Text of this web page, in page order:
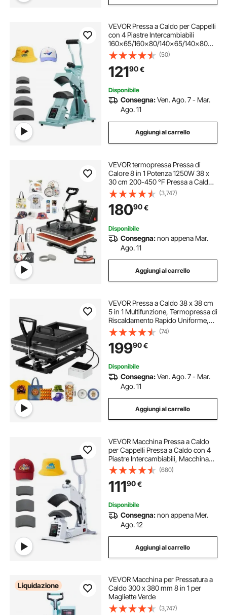
VEVOR Pressa a Caldo per Cappelli
con 4 Piastre Intercambiabili
160x65/160x80/140x65/140x80
mm, Pressa a Caldo per Cappelli
con Controllo della Temperatura e
del Tempo, Colore Verde
(50)
12190€
Disponibile
Consegna:Ven. Ago. 7 - Mar.
Ago. 11
Aggiungi al carrello
VEVOR termopressa Pressa di
Calore 8 in 1 Potenza 1250W 38 x
30 cm 200-450 °F Pressa a Caldo
per Applicare Lettere Numeri e su
Cappellini Magliette
(3,747)
18090€
Disponibile
Consegna:non appena Mar.
Ago. 11
Aggiungi al carrello
VEVOR Pressa a Caldo 38 x 38 cm
5 in 1 Multifunzione, Termopressa di
Riscaldamento Rapido Uniforme,
Macchina per Pressa a Caldo a
Sublimazione per Magliette, Nero
(74)
19990€
Disponibile
Consegna:Ven. Ago. 7 - Mar.
Ago. 11
Aggiungi al carrello
VEVOR Macchina Pressa a Caldo
per Cappelli Pressa a Caldo con 4
Piastre Intercambiabili, Macchina
per Trasferimento Termico Fai-da-
te per Progetti di Pressatura di Vinile
Sublimazione Controllo LED
(680)
11190€
Disponibile
Consegna:non appena Mer.
Ago. 12
Aggiungi al carrello
Liquidazione
VEVOR Macchina per Pressatura a
Caldo 300 x 380 mm 8 in 1 per
Magliette Verde
(3,747)